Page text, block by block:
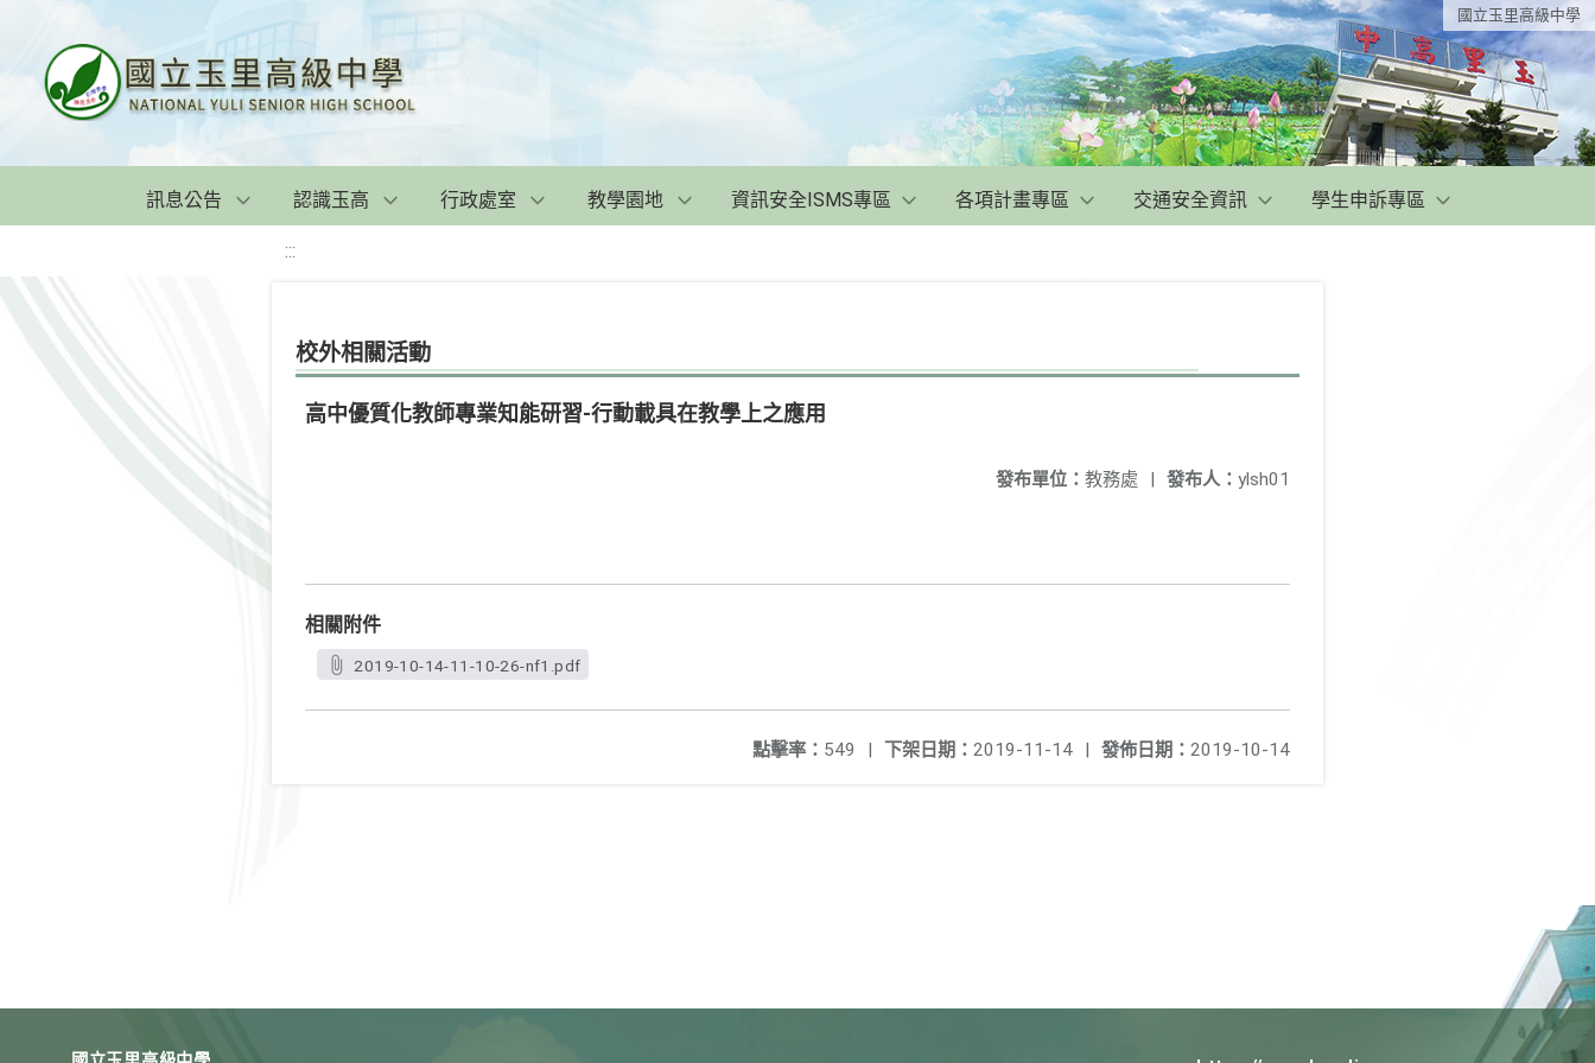
國立玉里高級中學
訊息公告 認識玉高 行政處室 教學園地 資訊安全ISMS專區 各項計畫專區 交通安全資訊 學生申訴專區
:::
校外相關活動
高中優質化教師專業知能研習-行動載具在教學上之應用
發布人： ylsh01
發布單位： 教務處 |
相關附件
2019-10-14-11-10-26-nf1.pdf
發佈日期： 2019-10-14
下架日期： 2019-11-14 |
點擊率： 549 |